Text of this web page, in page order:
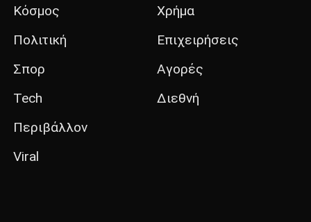
Κόσμος
Πολιτική
Σπορ
Tech
Περιβάλλον
Viral
Χρήμα
Επιχειρήσεις
Αγορές
Διεθνή